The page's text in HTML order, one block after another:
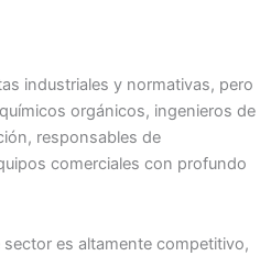
industriales y normativas, pero
orgánicos, ingenieros de
responsables de
comerciales con profundo
es altamente competitivo,